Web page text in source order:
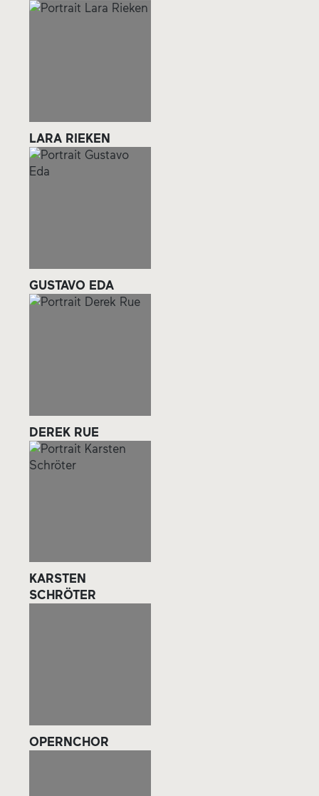
LARA RIEKEN
GUSTAVO EDA
DEREK RUE
KARSTEN
SCHRÖTER
OPERNCHOR